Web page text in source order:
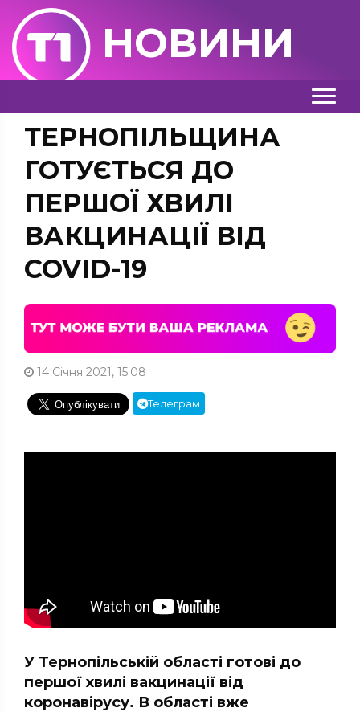
НОВИНИ
ТЕРНОПІЛЬЩИНА
ГОТУЄТЬСЯ ДО
ПЕРШОЇ ХВИЛІ
ВАКЦИНАЦІЇ ВІД
COVID-19
14 Січня 2021, 15:08
Телеграм
У Тернопільській області готові до
першої хвилі вакцинації від
коронавірусу. В області вже